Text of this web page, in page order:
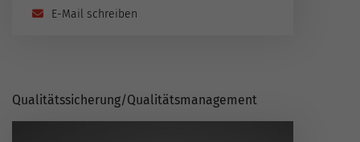
E-Mail schreiben
Qualitätssicherung​/​Qualitätsmanagement